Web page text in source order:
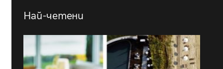
Най-четени